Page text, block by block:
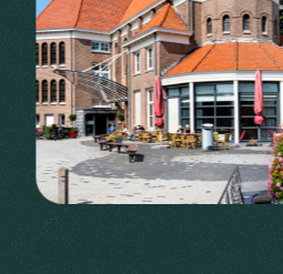
De Zorgcirkel